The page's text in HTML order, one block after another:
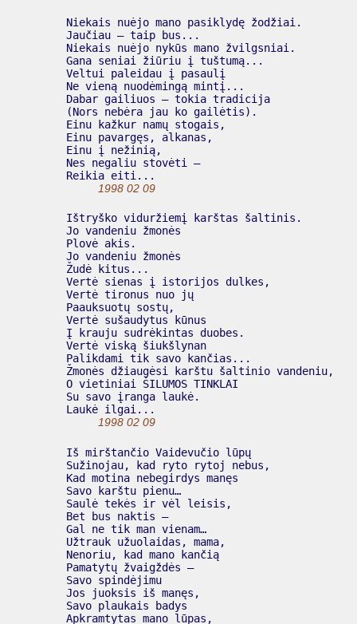
  Niekais nuėjo mano pasiklydę žodžiai.
  Jaučiau – taip bus...
  Niekais nuėjo nykūs mano žvilgsniai.
  Gana seniai žiūriu į tuštumą...
  Veltui paleidau į pasaulį
  Ne vieną nuodėmingą mintį...
  Dabar gailiuos – tokia tradicija
  (Nors nebėra jau ko gailėtis).
  Einu kažkur namų stogais,
  Einu pavargęs, alkanas,
  Einu į nežinią,
  Nes negaliu stovėti –
  Reikia eiti...
1998 02 09
  Ištryško viduržiemį karštas šaltinis.
  Jo vandeniu žmonės
  Plovė akis.
  Jo vandeniu žmonės
  Žudė kitus...
  Vertė sienas į istorijos dulkes,
  Vertė tironus nuo jų
  Paauksuotų sostų,
  Vertė sušaudytus kūnus
  Į krauju sudrėkintas duobes.
  Vertė viską šiukšlynan
  Palikdami tik savo kančias...
  Žmonės džiaugėsi karštu šaltinio vandeniu,
  O vietiniai ŠILUMOS TINKLAI
  Su savo įranga laukė.
  Laukė ilgai...
1998 02 09
  Iš mirštančio Vaidevučio lūpų
  Sužinojau, kad ryto rytoj nebus,
  Kad motina nebegirdys manęs
  Savo karštu pienu…
  Saulė tekės ir vėl leisis,
  Bet bus naktis –
  Gal ne tik man vienam…
  Užtrauk užuolaidas, mama,
  Nenoriu, kad mano kančią
  Pamatytų žvaigždės –
  Savo spindėjimu
  Jos juoksis iš manęs,
  Savo plaukais badys
  Apkramtytas mano lūpas,